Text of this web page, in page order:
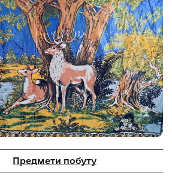
Предмети побуту